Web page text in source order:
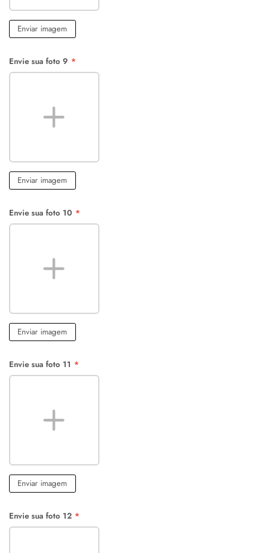
Enviar imagem
Envie sua foto 9 *
Enviar imagem
Envie sua foto 10 *
Enviar imagem
Envie sua foto 11 *
Enviar imagem
Envie sua foto 12 *